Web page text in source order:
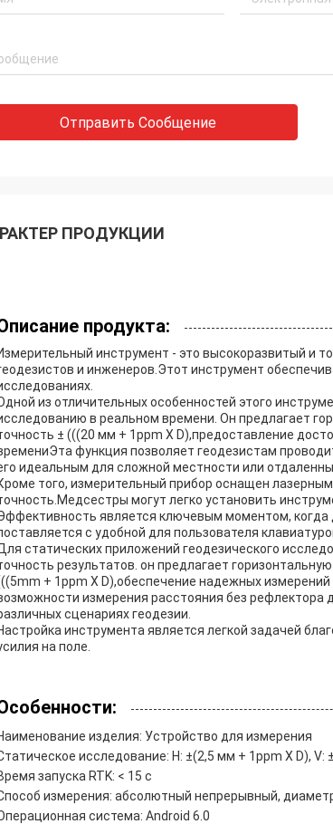
Отправить Сообщение
ПРОДУКЦИИ
продукта:
инструмент - это высокоразвитый и
и инженеров.Этот инструмент
из отличительных особенностей этого
в реальном времени. Он предлагает
± (((20 мм + 1ppm X D),предоставление
функция позволяет геодезистам
идеальным для сложной местности или
того, измерительный прибор оснащен
могут легко установить
является ключевым моментом, когда
с удобной для пользователя
статических приложений геодезического
результатов. он предлагает
+ 1ppm X D),обеспечение надежных
измерения расстояния без рефлектора
сценариях геодезии.
инструмента является легкой задачей
на поле.
изделия: Устройство для измерения
исследование: H: ±(2,5 мм + 1ppm X D), V:
запуска RTK: < 15 с
измерения: абсолютный непрерывный,
система: Android 6.0